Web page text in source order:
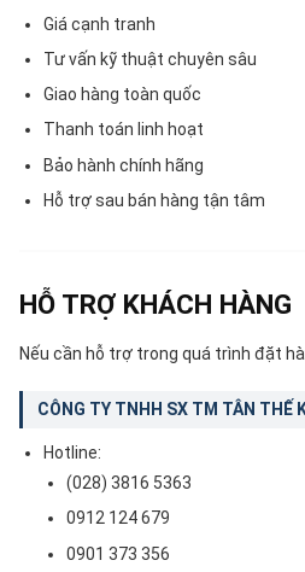
Giá cạnh tranh
Tư vấn kỹ thuật chuyên sâu
Giao hàng toàn quốc
Thanh toán linh hoạt
Bảo hành chính hãng
Hỗ trợ sau bán hàng tận tâm
HỖ TRỢ KHÁCH HÀNG
Nếu cần hỗ trợ trong quá trình đặt
CÔNG TY TNHH SX TM TÂN THẾ
Hotline:
(028) 3816 5363
0912 124 679
0901 373 356